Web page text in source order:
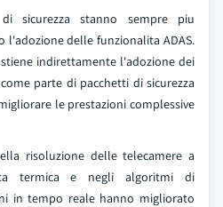
sicurezza stanno sempre piu
l'adozione delle funzionalita ADAS.
indirettamente l'adozione dei
parte di pacchetti di sicurezza
le prestazioni complessive
risoluzione delle telecamere a
termica e negli algoritmi di
in tempo reale hanno migliorato